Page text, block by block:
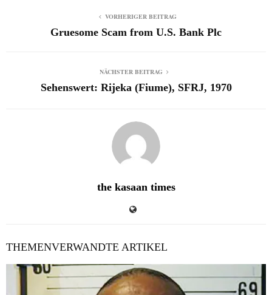
VORHERIGER BEITRAG
Gruesome Scam from U.S. Bank Plc
NÄCHSTER BEITRAG
Sehenswert: Rijeka (Fiume), SFRJ, 1970
the kasaan times
THEMENVERWANDTE ARTIKEL